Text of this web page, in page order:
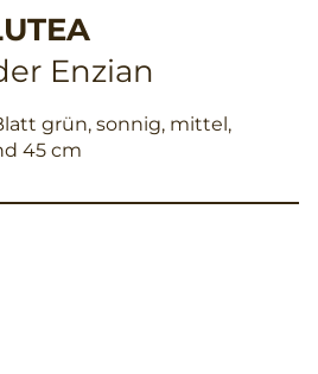
Enzian
grün, sonnig, mittel,
45 cm